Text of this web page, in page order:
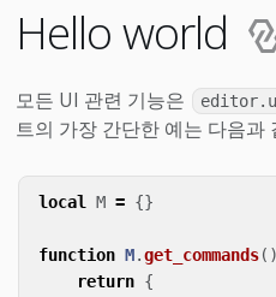
Hello world
모든 UI 관련 기능은
트의 가장 간단한 예는 다음과
local M = {}
function M.get_commands()
return {